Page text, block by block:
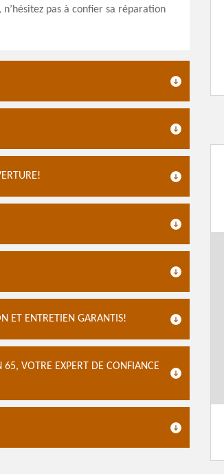
pas à confier sa réparation
ET ENTRETIEN GARANTIS!
65, VOTRE EXPERT DE CONFIANCE